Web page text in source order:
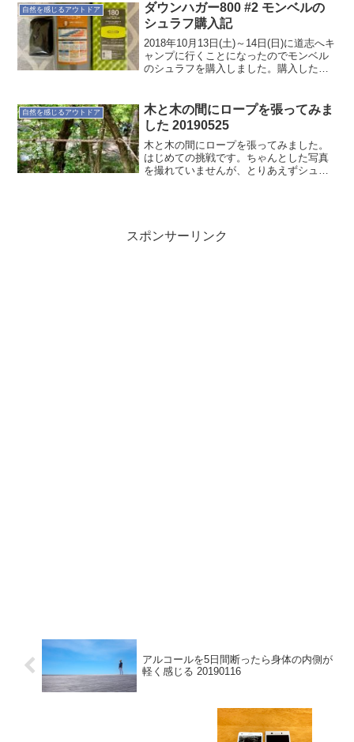
自然を感じるアウトドア
ダウンハガー800 #2 モンベルの
シュラフ購入記
2018年10月13日(土)～14日(日)に道志へキ
ャンプに行くことになったのでモンベル
のシュラフを購入しました。購入したの
ウトドアライフを楽しむ自然との接し
方...
自然を感じるアウトドア
木と木の間にロープを張ってみま
した 20190525
木と木の間にロープを張ってみました。
はじめての挑戦です。ちゃんとした写真
を撮れていませんが、とりあえずシュラ
スポンサーリンク
アルコールを5日間断ったら身体の内側が
軽く感じる 20190116